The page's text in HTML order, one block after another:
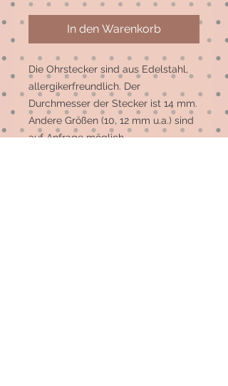
In den Warenkorb
Die Ohrstecker sind aus Edelstahl,
allergikerfreundlich. Der
Durchmesser der Stecker ist 14 mm.
Andere Größen (10, 12 mm u.a.) sind
auf Anfrage möglich.